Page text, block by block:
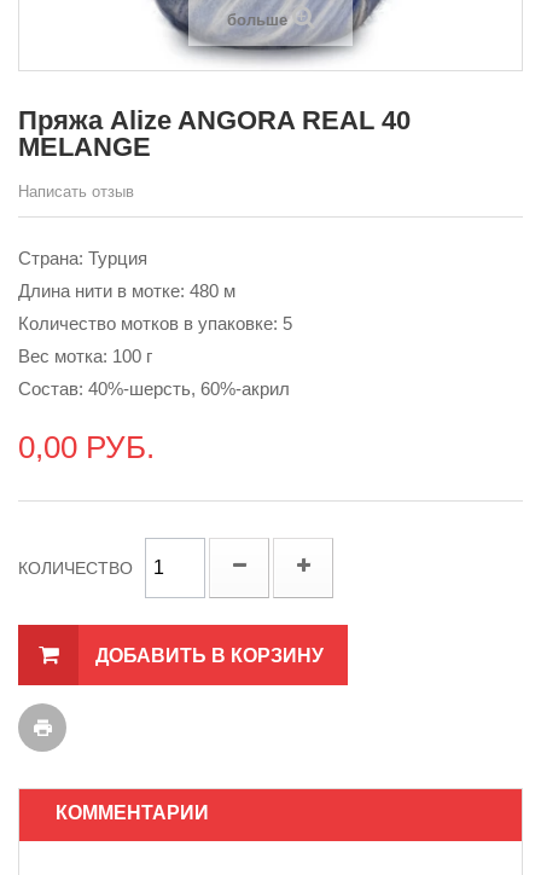
больше
Пряжа Alize ANGORA REAL 40
MELANGE
Написать отзыв
Страна: Турция
Длина нити в мотке: 480 м
Количество мотков в упаковке: 5
Вес мотка: 100 г
Состав: 40%-шерсть, 60%-акрил
0,00 РУБ.
КОЛИЧЕСТВО
ДОБАВИТЬ В КОРЗИНУ
КОММЕНТАРИИ